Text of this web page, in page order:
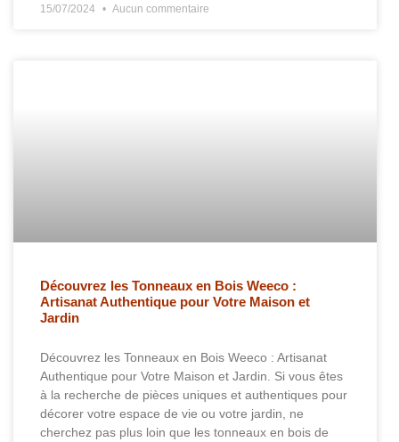
15/07/2024 Aucun commentaire
Découvrez les Tonneaux en Bois Weeco :
Artisanat Authentique pour Votre Maison et
Jardin
Découvrez les Tonneaux en Bois Weeco : Artisanat
Authentique pour Votre Maison et Jardin. Si vous êtes
à la recherche de pièces uniques et authentiques pour
décorer votre espace de vie ou votre jardin, ne
cherchez pas plus loin que les tonneaux en bois de